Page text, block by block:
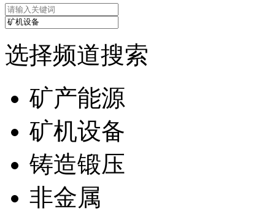
选择频道搜索
矿产能源
矿机设备
铸造锻压
非金属